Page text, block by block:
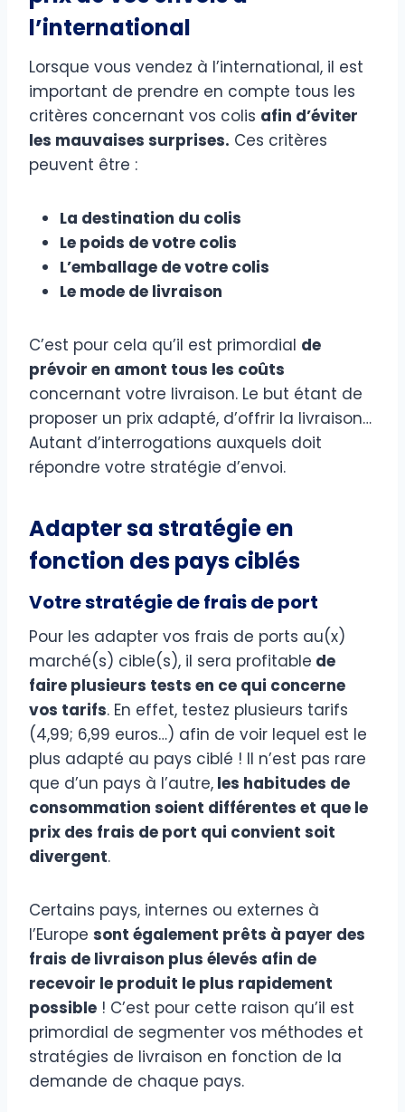
l’international
Lorsque vous vendez à l’international, il est
important de prendre en compte tous les
critères concernant vos colis afin d’éviter
les mauvaises surprises. Ces critères
peuvent être :
La destination du colis
Le poids de votre colis
L’emballage de votre colis
Le mode de livraison
C’est pour cela qu’il est primordial de
prévoir en amont tous les coûts
concernant votre livraison. Le but étant de
proposer un prix adapté, d’offrir la livraison…
Autant d’interrogations auxquels doit
répondre votre stratégie d’envoi.
Adapter sa stratégie en
fonction des pays ciblés
Votre stratégie de frais de port
Pour les adapter vos frais de ports au(x)
marché(s) cible(s), il sera profitable de
faire plusieurs tests en ce qui concerne
vos tarifs. En effet, testez plusieurs tarifs
(4,99; 6,99 euros…) afin de voir lequel est le
plus adapté au pays ciblé ! Il n’est pas rare
que d’un pays à l’autre, les habitudes de
consommation soient différentes et que le
prix des frais de port qui convient soit
divergent.
Certains pays, internes ou externes à
l’Europe sont également prêts à payer des
frais de livraison plus élevés afin de
recevoir le produit le plus rapidement
possible ! C’est pour cette raison qu’il est
primordial de segmenter vos méthodes et
stratégies de livraison en fonction de la
demande de chaque pays.